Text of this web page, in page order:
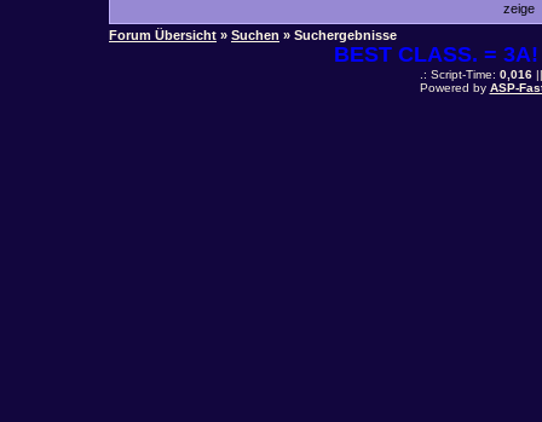
zeige
Forum Übersicht » Suchen » Suchergebnisse
BEST CLASS. =
.: Script-Time: 0,016||
Powered by ASP-